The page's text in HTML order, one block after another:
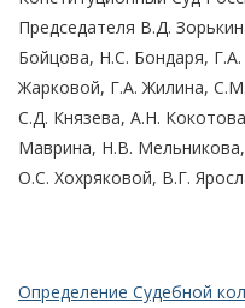
Председателя В.Д.
Бойцова, Н.С. Бондаря,
Жарковой, Г.А. Жилина,
С.Д. Князева, А.Н.
Маврина, Н.В.
О.С. Хохряковой, В.Г.
Определение Судебной